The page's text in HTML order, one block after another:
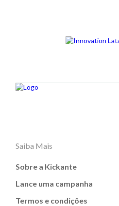
Saiba Mais
Sobre a Kickante
Lance uma campanha
Termos e condições